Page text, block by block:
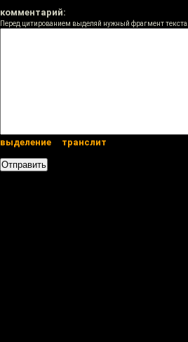
комментарий:
Перед цитированием выделяй нужный фрагмент текста.
выделение транслит